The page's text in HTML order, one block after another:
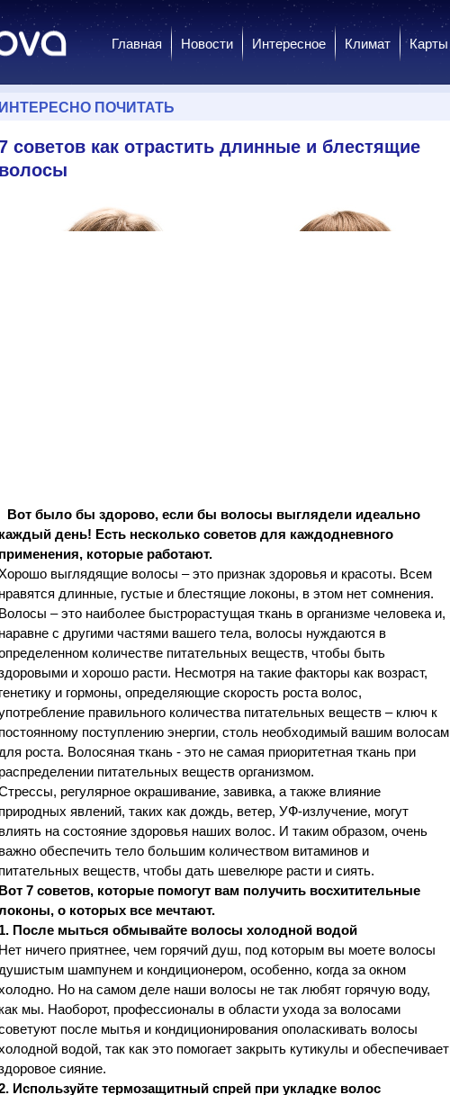
Главная Новости Интересное Климат Карты
ИНТЕРЕСНО ПОЧИТАТЬ
советов как отрастить длинные и блестящие
волосы
Вот было бы здорово, если бы волосы выглядели идеально
каждый день! Есть несколько советов для каждодневного
применения, которые работают.
выглядящие волосы – это признак здоровья и красоты. Всем
нравятся длинные, густые и блестящие локоны, в этом нет сомнения.
Волосы – это наиболее быстрорастущая ткань в организме человека и,
наравне с другими частями вашего тела, волосы нуждаются в
количестве питательных веществ, чтобы быть
и хорошо расти. Несмотря на такие факторы как возраст,
генетику и гормоны, определяющие скорость роста волос,
правильного количества питательных веществ – ключ к
постоянному поступлению энергии, столь необходимый вашим волосам
для роста. Волосяная ткань - это не самая приоритетная ткань при
распределении питательных веществ организмом.
регулярное окрашивание, завивка, а также влияние
природных явлений, таких как дождь, ветер, УФ-излучение, могут
влиять на состояние здоровья наших волос. И таким образом, очень
важно обеспечить тело большим количеством витаминов и
питательных веществ, чтобы дать шевелюре расти и сиять.
Вот 7 советов, которые помогут вам получить восхитительные
о которых все мечтают.
1. После мыться обмывайте волосы холодной водой
Нет ничего приятнее, чем горячий душ, под которым вы моете волосы
душистым шампунем и кондиционером, особенно, когда за окном
Но на самом деле наши волосы не так любят горячую воду,
как мы. Наоборот, профессионалы в области ухода за волосами
после мытья и кондиционирования ополаскивать волосы
водой, так как это помогает закрыть кутикулы и обеспечивает
сияние.
Используйте термозащитный спрей при укладке волос